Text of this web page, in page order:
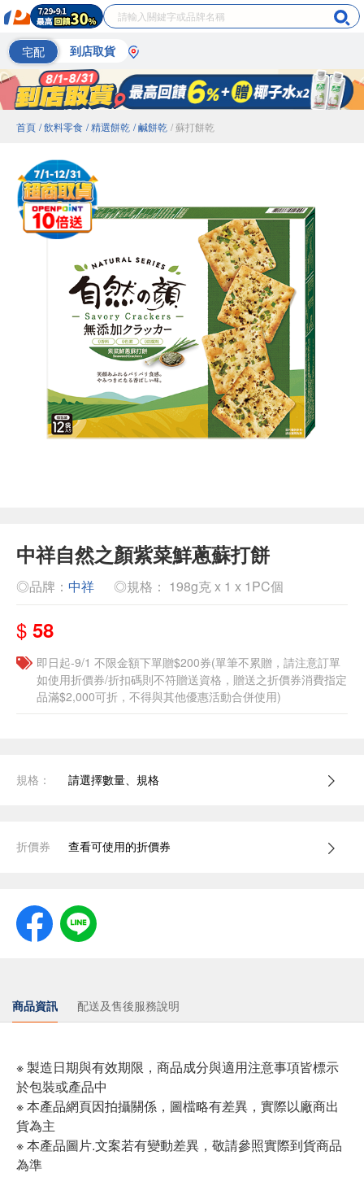
宅配 到店取貨
首頁 / 飲料零食 / 精選餅乾 / 鹹餅乾 / 蘇打餅乾
中祥自然之顏紫菜鮮蔥蘇打餅
◎品牌： 中祥 ◎規格： 198g克 x 1 x 1PC個
$ 58
即日起-9/1 不限金額下單贈$200券(單筆不累贈，請注意訂單
如使用折價券/折扣碼則不符贈送資格，贈送之折價券消費指定
品滿$2,000可折，不得與其他優惠活動合併使用)
規格： 請選擇數量、規格
折價券 查看可使用的折價券
商品資訊 配送及售後服務說明
※ 製造日期與有效期限，商品成分與適用注意事項皆標示
於包裝或產品中
※ 本產品網頁因拍攝關係，圖檔略有差異，實際以廠商出
貨為主
※ 本產品圖片.文案若有變動差異，敬請參照實際到貨商品
為準